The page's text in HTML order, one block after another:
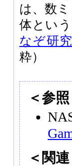
は、数
体とい
なぞ研究
粋）
＜参照
＜関